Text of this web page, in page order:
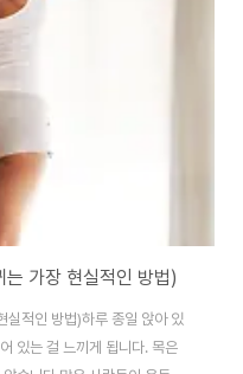
이 효과적인가저녁 시간은 하루
활성화된 상태입니다.이 때문
가장 현실적인 방법)
실적인 방법)하루 종일 앉아 있
있는 걸 느끼게 됩니다. 목은